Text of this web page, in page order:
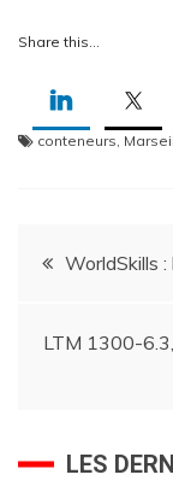
Share this…
conteneurs,
WorldSkills :
LTM 1300-
LES